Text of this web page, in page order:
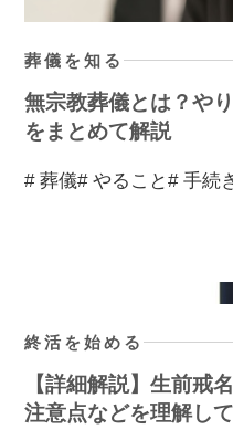
葬儀を知る
無宗教葬儀とは？や
をまとめて解説
# 葬儀# やること# 手続
終活を始める
【詳細解説】生前戒
注意点などを理解し